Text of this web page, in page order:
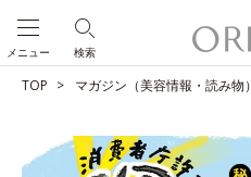
検索
メニュー
TOP マガジン（美容情報・読み物）